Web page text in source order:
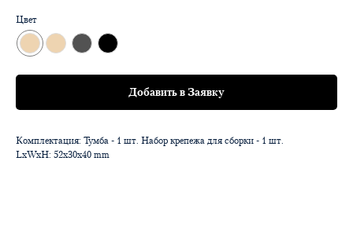
Цвет
Добавить в Заявку
Комплектация: Тумба - 1 шт. Набор крепежа для сборки - 1 шт.
LxWxH: 52x30x40 mm